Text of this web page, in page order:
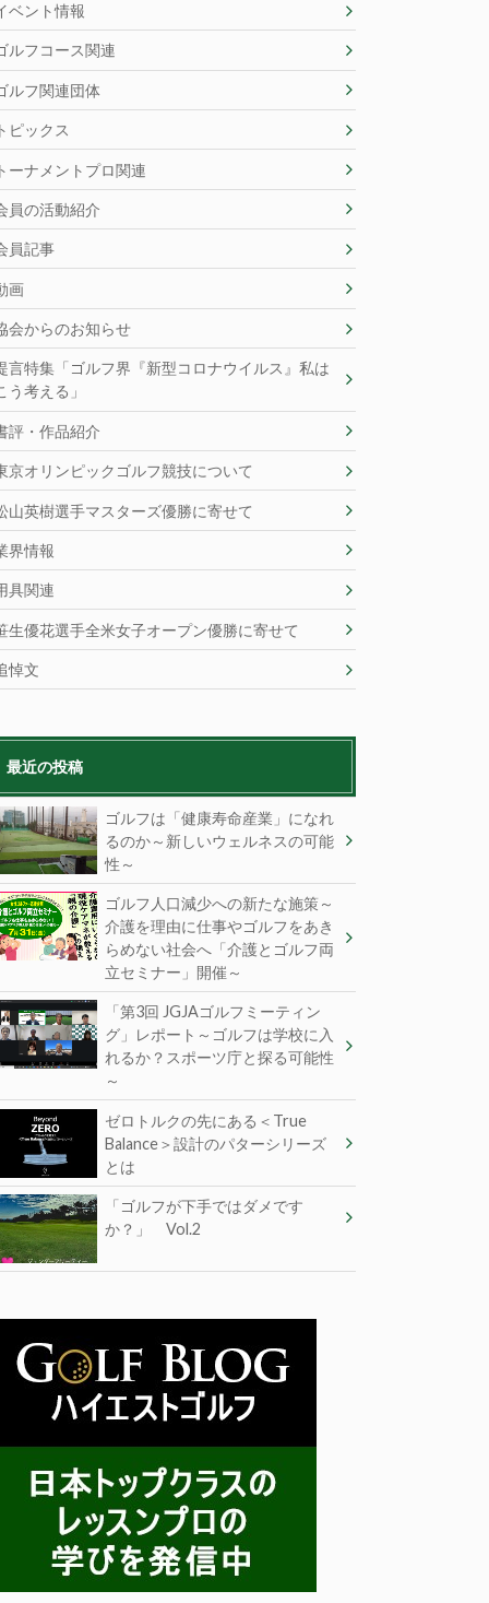
ベント情報
ルフコース関連
ルフ関連団体
トピックス
トーナメントプロ関連
員の活動紹介
員記事
画
会からのお知らせ
言特集「ゴルフ界『新型コロナウイルス』私は
う考える」
評・作品紹介
京オリンピックゴルフ競技について
山英樹選手マスターズ優勝に寄せて
界情報
具関連
生優花選手全米女子オープン優勝に寄せて
悼文
最近の投稿
ゴルフは「健康寿命産業」になれ
るのか～新しいウェルネスの可能
性～
ゴルフ人口減少への新たな施策～
介護を理由に仕事やゴルフをあき
らめない社会へ「介護とゴルフ両
立セミナー」開催～
「第3回 JGJAゴルフミーティン
グ」レポート～ゴルフは学校に入
れるか？スポーツ庁と探る可能性
～
ゼロトルクの先にある＜True
Balance＞設計のパターシリーズ
とは
「ゴルフが下手ではダメです
か？」 Vol.2